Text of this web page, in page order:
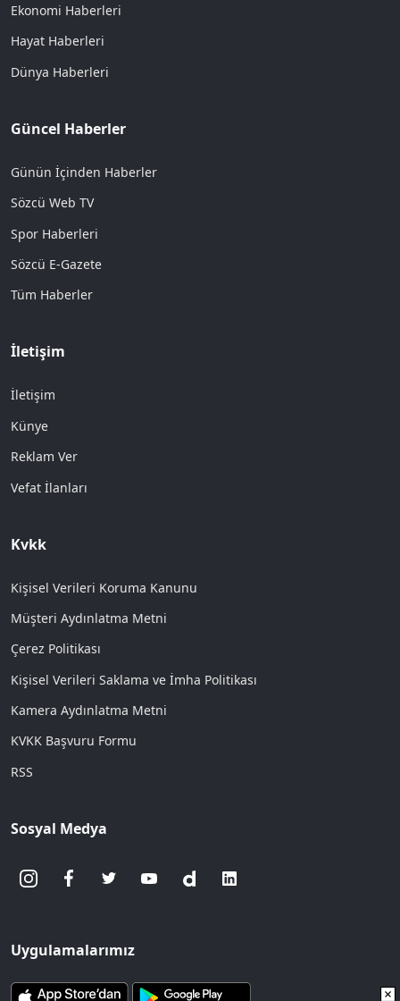
Ekonomi Haberleri
Hayat Haberleri
Dünya Haberleri
Güncel Haberler
Günün İçinden Haberler
Sözcü Web TV
Spor Haberleri
Sözcü E-Gazete
Tüm Haberler
İletişim
İletişim
Künye
Reklam Ver
Vefat İlanları
Kvkk
Kişisel Verileri Koruma Kanunu
Müşteri Aydınlatma Metni
Çerez Politikası
Kişisel Verileri Saklama ve İmha Politikası
Kamera Aydınlatma Metni
KVKK Başvuru Formu
RSS
Sosyal Medya
Uygulamalarımız